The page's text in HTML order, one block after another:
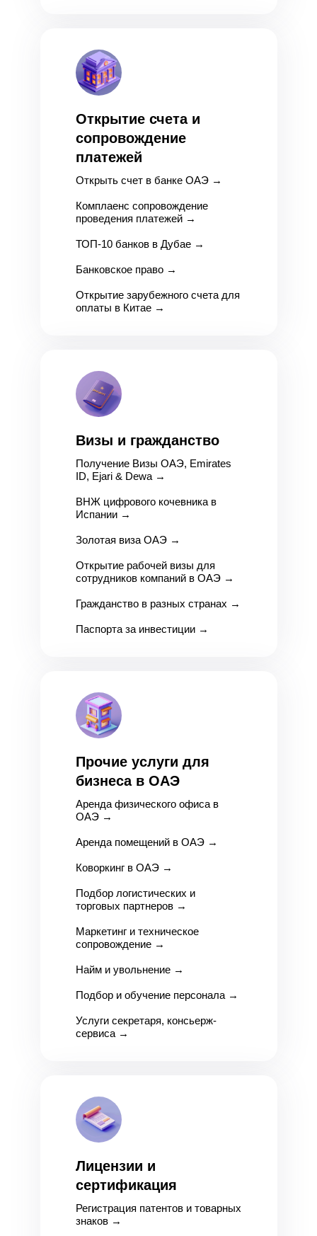
Открытие счета и
сопровождение
платежей
Открыть счет в банке ОАЭ→
Комплаенс сопровождение
проведения платежей→
ТОП-10 банков в Дубае→
Банковское право→
Открытие зарубежного счета для
оплаты в Китае→
Визы и гражданство
Получение Визы ОАЭ, Emirates
ID, Ejari & Dewa→
ВНЖ цифрового кочевника в
Испании→
Золотая виза ОАЭ→
Открытие рабочей визы для
сотрудников компаний в ОАЭ→
Гражданство в разных странах →
Паспорта за инвестиции→
Прочие услуги для
бизнеса в ОАЭ
Аренда физического офиса в
ОАЭ→
Аренда помещений в ОАЭ→
Коворкинг в ОАЭ→
Подбор логистических и
торговых партнеров→
Маркетинг и техническое
сопровождение→
Найм и увольнение→
Подбор и обучение персонала→
Услуги секретаря, консьерж-
сервиса→
Лицензии и
сертификация
Регистрация патентов и товарных
знаков→